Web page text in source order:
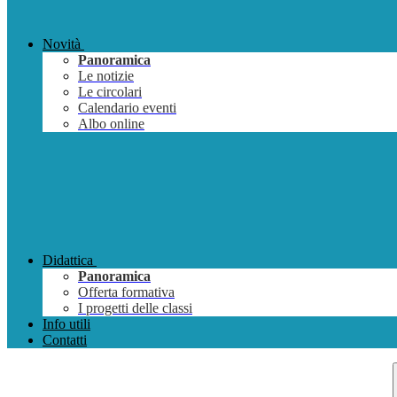
Novità
Panoramica
Le notizie
Le circolari
Calendario eventi
Albo online
Didattica
Panoramica
Offerta formativa
I progetti delle classi
Info utili
Contatti